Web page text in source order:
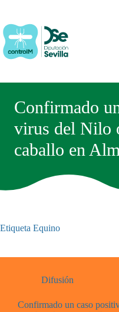
contenido
Confirmado
virus del Nilo
caballo en
Etiqueta Equino
Difusión
Confirmado un caso